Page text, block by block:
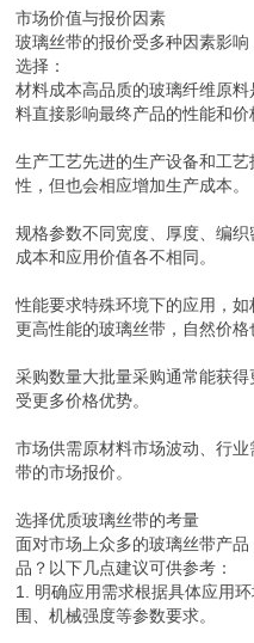
市场价值与报价因素
玻璃丝带的报价受多种因素影
选择：
材料成本高品质的玻璃纤维原
料直接影响最终产品的性能和价
生产工艺先进的生产设备和工
性，但也会相应增加生产成本。
规格参数不同宽度、厚度、编
成本和应用价值各不相同。
性能要求特殊环境下的应用，
更高性能的玻璃丝带，自然价格
采购数量大批量采购通常能获
受更多价格优势。
市场供需原材料市场波动、行
带的市场报价。
选择优质玻璃丝带的考量
面对市场上众多的玻璃丝带产
品？以下几点建议可供参考：
1. 明确应用需求根据具体应用
围、机械强度等参数要求。